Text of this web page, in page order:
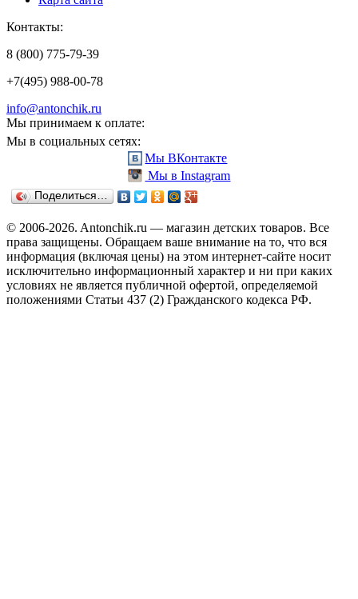
Контакты:
8 (800) 775-79-39
+7(495) 988-00-78
info@antonchik.ru
Мы принимаем к оплате:
Мы в социальных сетях:
Мы ВКонтакте
Мы в Instagram
Поделиться…
© 2006-2026. Antonchik.ru — магазин детских товаров. Все
права защищены. Обращаем ваше внимание на то, что вся
информация (включая цены) на этом интернет-сайте носит
исключительно информационный характер и ни при каких
условиях не является публичной офертой, определяемой
положениями Статьи 437 (2) Гражданского кодекса РФ.